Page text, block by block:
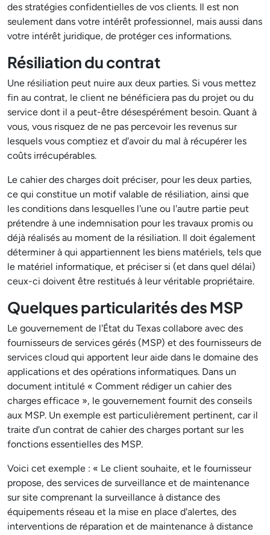
des stratégies confidentielles de vos clients. Il est non
seulement dans votre intérêt professionnel, mais aussi dans
votre intérêt juridique, de protéger ces informations.
Résiliation du contrat
Une résiliation peut nuire aux deux parties. Si vous mettez
fin au contrat, le client ne bénéficiera pas du projet ou du
service dont il a peut-être désespérément besoin. Quant à
vous, vous risquez de ne pas percevoir les revenus sur
lesquels vous comptiez et d'avoir du mal à récupérer les
coûts irrécupérables.
Le cahier des charges doit préciser, pour les deux parties,
ce qui constitue un motif valable de résiliation, ainsi que
les conditions dans lesquelles l'une ou l'autre partie peut
prétendre à une indemnisation pour les travaux promis ou
déjà réalisés au moment de la résiliation. Il doit également
déterminer à qui appartiennent les biens matériels, tels que
le matériel informatique, et préciser si (et dans quel délai)
ceux-ci doivent être restitués à leur véritable propriétaire.
Quelques particularités des MSP
Le gouvernement de l'État du Texas collabore avec des
fournisseurs de services gérés (MSP) et des fournisseurs de
services cloud qui apportent leur aide dans le domaine des
applications et des opérations informatiques. Dans un
document intitulé « Comment rédiger un cahier des
charges efficace », le gouvernement fournit des conseils
aux MSP. Un exemple est particulièrement pertinent, car il
traite d'un contrat de cahier des charges portant sur les
fonctions essentielles des MSP.
Voici cet exemple : « Le client souhaite, et le fournisseur
propose, des services de surveillance et de maintenance
sur site comprenant la surveillance à distance des
équipements réseau et la mise en place d'alertes, des
interventions de réparation et de maintenance à distance